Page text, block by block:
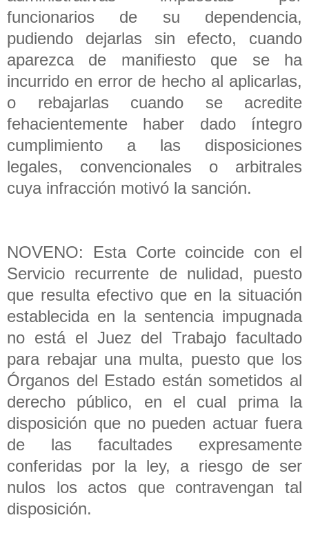
funcionarios de su dependencia,
pudiendo dejarlas sin efecto, cuando
aparezca de manifiesto que se ha
incurrido en error de hecho al aplicarlas,
o rebajarlas cuando se acredite
fehacientemente haber dado íntegro
cumplimiento a las disposiciones
legales, convencionales o arbitrales
cuya infracción motivó la sanción.
NOVENO: Esta Corte coincide con el
Servicio recurrente de nulidad, puesto
que resulta efectivo que en la situación
establecida en la sentencia impugnada
no está el Juez del Trabajo facultado
para rebajar una multa, puesto que los
Órganos del Estado están sometidos al
derecho público, en el cual prima la
disposición que no pueden actuar fuera
de las facultades expresamente
conferidas por la ley, a riesgo de ser
nulos los actos que contravengan tal
disposición.